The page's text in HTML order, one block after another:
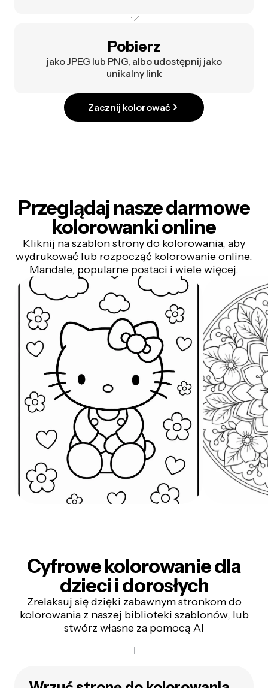
Pobierz
jako JPEG lub PNG, albo udostępnij jako
unikalny link
Zacznij kolorować
Przeglądaj nasze darmowe
kolorowanki online
Kliknij naszablon strony do kolorowania, aby
wydrukować lub rozpocząć kolorowanie online.
Mandale, popularne postaci i wiele więcej.
Cyfrowe kolorowanie dla
dzieci i dorosłych
Zrelaksuj się dzięki zabawnym stronkom do
kolorowania z naszej biblioteki szablonów, lub
stwórz własne za pomocą AI